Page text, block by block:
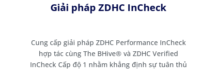
Giải pháp ZDHC InCheck
Cung cấp giải pháp ZDHC Performance InCheck
hợp tác cùng The BHive® và ZDHC Verified
InCheck Cấp độ 1 nhằm khẳng định sự tuân thủ